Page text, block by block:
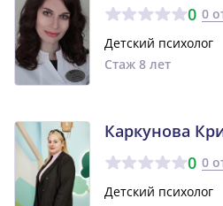
0 0
Детский психолог
Стаж 8 лет
Каркунова
0 0
Детский психолог